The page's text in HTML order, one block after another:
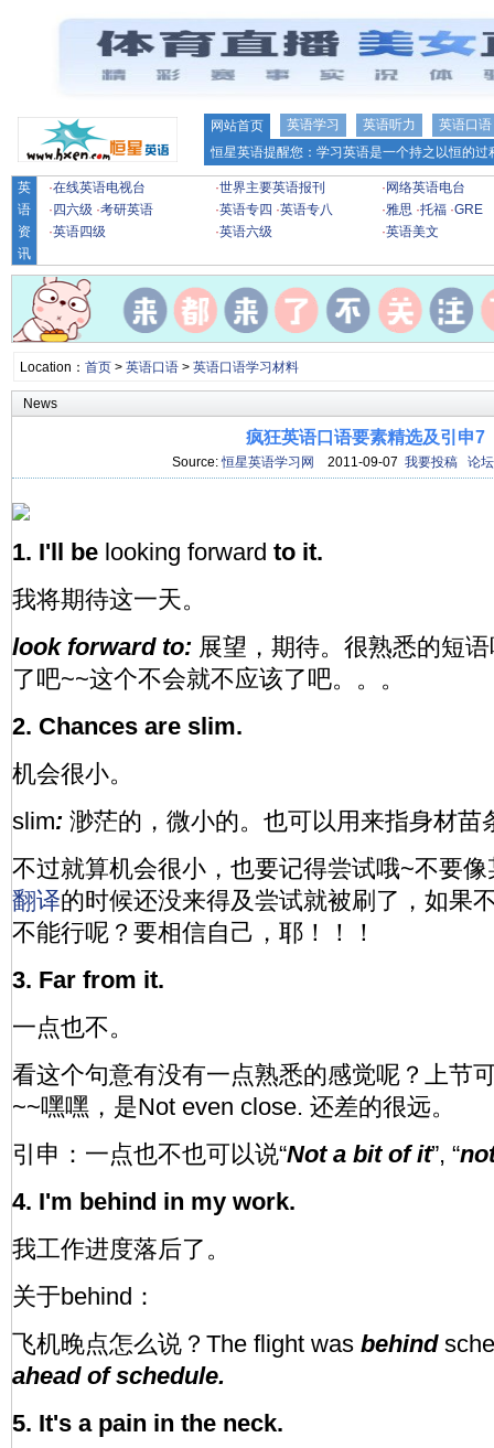
网站首页 英语学习 英语听力
英语口语
恒星英语提醒您：学习英语是一个持之以恒的
英
语
资
讯
·在线英语电视台 ·世界主要英语报刊 · 网络英语电台
· 四六级 ·考研英语 ·英语专四 ·英语专八 ·雅思 ·托福 ·GRE
·英语四级 ·英语六级 ·英语美文
Location： 首页> 英语口语> 英语口语学习材料
News
疯狂英语口语要素精选及引申7
Source:恒星英语学习网 2011-09-07 我要投稿 论坛
1. I'll be looking forward to it.
我将期待这一天。
look forward to: 展望，期待。很熟悉的短
了吧~~这个不会就不应该了吧。。。
2. Chances are slim.
机会很小。
slim: 渺茫的，微小的。也可以用来指身材苗
不过就算机会很小，也要记得尝试哦~不要
翻译的时候还没来得及尝试就被刷了，如果
不能行呢？要相信自己，耶！！！
3. Far from it.
一点也不。
看这个句意有没有一点熟悉的感觉呢？上节
~~嘿嘿，是Not even close. 还差的很远。
引申：一点也不也可以说“Not a bit of it”, “
4. I'm behind in my work.
我工作进度落后了。
关于behind：
飞机晚点怎么说？The flight was behind
ahead of schedule.
5. It's a pain in the neck.